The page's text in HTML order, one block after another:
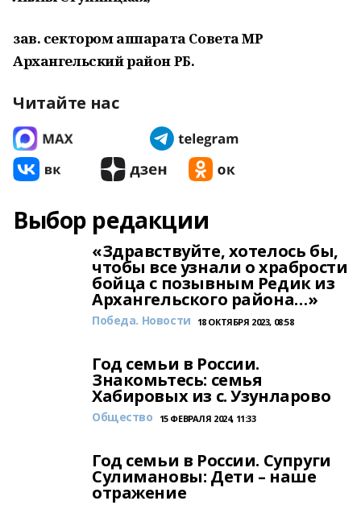
зав. сектором аппарата Совета МР
Архангельский район РБ.
Читайте нас
Выбор редакции
«Здравствуйте, хотелось бы,
чтобы все узнали о храбрости
бойца с позывным Редик из
Архангельского района…»
Победа. Новости 18 ОКТЯБРЯ 2023, 08:58
Год семьи в России.
Знакомьтесь: семья
Хабировых из с. Узунларово
Общество 15 ФЕВРАЛЯ 2024, 11:33
Год семьи в России. Супруги
Сулимановы: Дети – наше
отражение